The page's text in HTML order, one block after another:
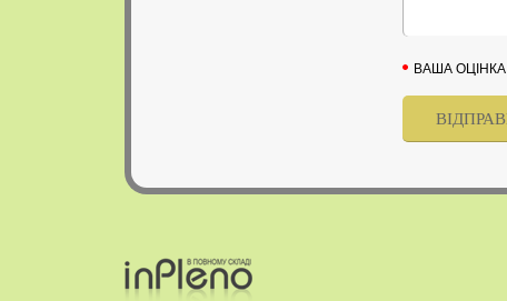
ВАША ОЦІНКА